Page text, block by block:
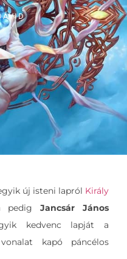
új isteni lapról Király
pedigJancsár János
kedvenc lapját a
kapó páncélos